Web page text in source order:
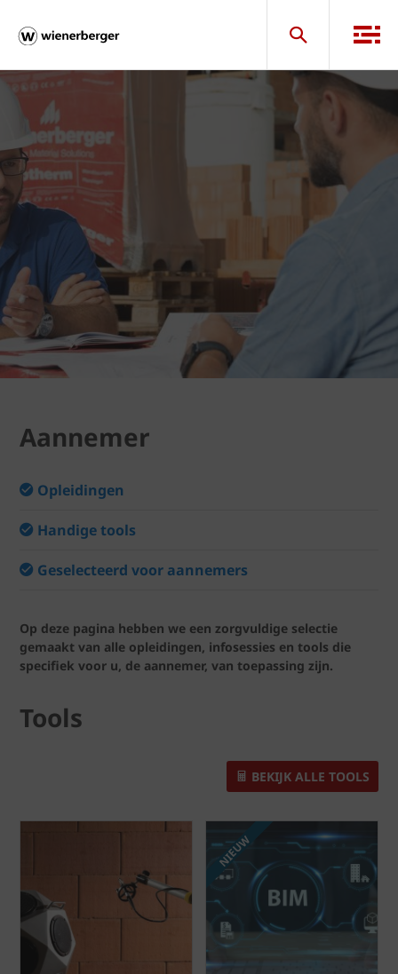
Aannemer
Opleidingen
Handige tools
Geselecteerd voor aannemers
Op deze pagina hebben we een zorgvuldige selectie
gemaakt van alle opleidingen, infosessies en tools die
specifiek voor u, de aannemer, van toepassing zijn.
Tools
BEKIJK ALLE TOOLS
NIEUW